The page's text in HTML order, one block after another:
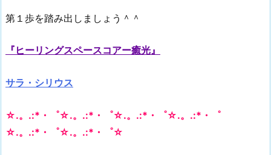
第１歩を踏み出しましょう＾＾
『ヒーリングスペースコアー癒光』
サラ・シリウス
☆.。.:*・゜☆.。.:*・゜☆.。.:*・゜☆.。.:*・゜
☆.。.:*・゜☆.。.:*・゜☆